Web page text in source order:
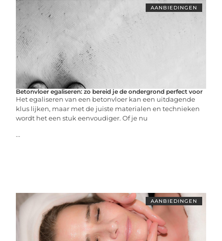
AANBIEDINGEN
Betonvloer egaliseren: zo bereid je de ondergrond perfect voor
Het egaliseren van een betonvloer kan een uitdagende
klus lijken, maar met de juiste materialen en technieken
wordt het een stuk eenvoudiger. Of je nu
...
AANBIEDINGEN